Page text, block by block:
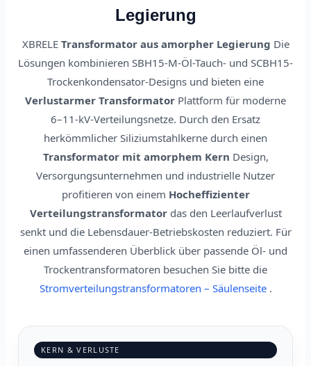
Legierung
XBRELE Transformator aus amorpher Legierung Die
Lösungen kombinieren SBH15-M-Öl-Tauch- und SCBH15-
Trockenkondensator-Designs und bieten eine
Verlustarmer Transformator Plattform für moderne
6–11-kV-Verteilungsnetze. Durch den Ersatz
herkömmlicher Siliziumstahlkerne durch einen
Transformator mit amorphem Kern Design,
Versorgungsunternehmen und industrielle Nutzer
profitieren von einem Hocheffizienter
Verteilungstransformatordas den Leerlaufverlust
senkt und die Lebensdauer-Betriebskosten reduziert. Für
einen umfassenderen Überblick über passende Öl- und
Trockentransformatoren besuchen Sie bitte die
Stromverteilungstransformatoren – Säulenseite .
KERN & VERLUSTE